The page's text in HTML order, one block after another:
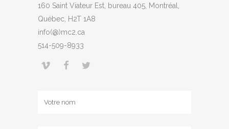
160 Saint Viateur Est, bureau 405, Montréal,
Québec, H2T 1A8
info(@)mc2.ca
514-509-8933